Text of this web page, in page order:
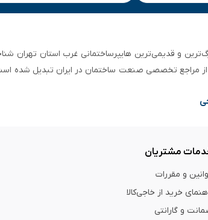
به عنوان یکی از بزرگ‌ترین و قدیمی‌ترین هایپرساختمانی‌ غرب
از مراجع تخصصی صنعت ساختمان در ایران تبدیل شده
مشتریان
و مقررات
خرید از خاجی‌کالا
و گارانتی